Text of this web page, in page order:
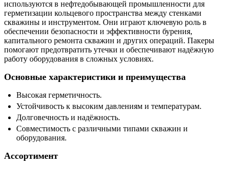
используются в нефтедобывающей промышленности для
герметизации кольцевого пространства между стенками
скважины и инструментом. Они играют ключевую роль в
обеспечении безопасности и эффективности бурения,
капитального ремонта скважин и других операций. Пакеры
помогают предотвратить утечки и обеспечивают надёжную
работу оборудования в сложных условиях.
Основные характеристики и преимущества
Высокая герметичность.
Устойчивость к высоким давлениям и температурам.
Долговечность и надёжность.
Совместимость с различными типами скважин и
оборудования.
Ассортимент